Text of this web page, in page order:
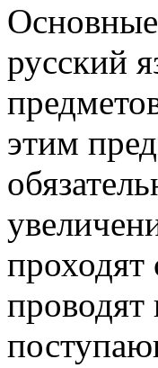
русский
этим
проходят
проводят